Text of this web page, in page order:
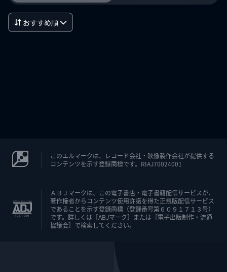
おすすめ順
このエルマークは、レコード会社・映像製作会社が提供する
コンテンツを示す登録商標です。RIAJ70024001
ＡＢＪマークは、この電子書店・電子書籍配信サービスが、
著作権者からコンテンツ使用許諾を得た正規版配信サービス
であることを示す登録商標（登録番号第６０９１７１３号）
です。詳しくは［ABJマーク］または［電子出版制作・流通
協議会］で検索してください。